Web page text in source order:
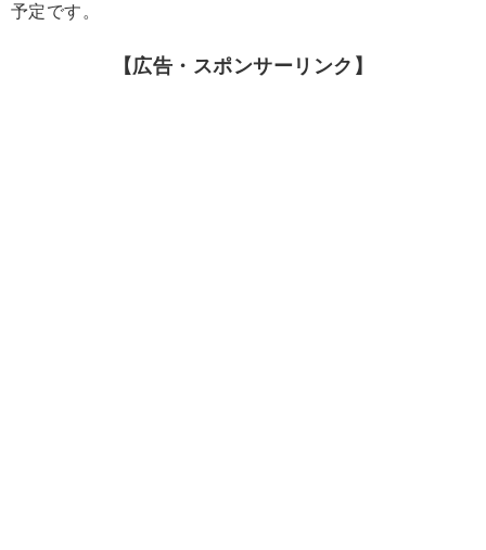
予定です。
【広告・スポンサーリンク】